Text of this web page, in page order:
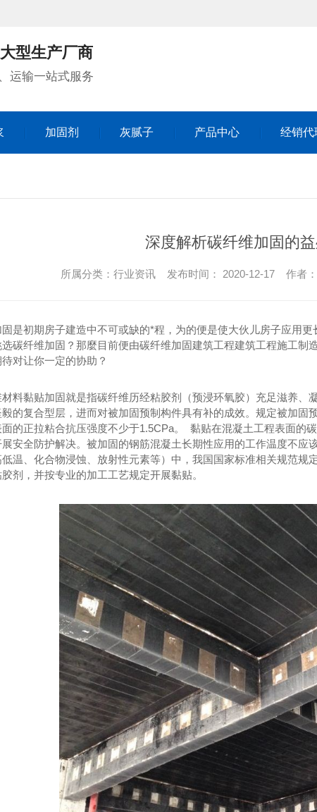
型生产厂商
运输一站式服务
加固剂 灰腻子 产品中心 经销代
聚合物粘结砂浆 加固剂
深度解析碳纤维加固的
所属分类：行业资讯 发布时间： 2020-12-17 作者：
固是初期房子建造中不可或缺的*程，为的便是使大伙儿房子应用
选碳纤维加固？那麼目前便由碳纤维加固建筑工程建筑工程施工
对让你一定的协助？
料黏贴加固就是指碳纤维历经粘胶剂（预浸环氧胶）充足滋养、
的复合型层，进而对被加固预制构件具有补的成效。规定被加固
的正拉粘合抗压强度不少于1.5CPa。 黏贴在混凝土工程表面的
安全防护解决。被加固的钢筋混凝土长期性应用的工作温度不
温、化合物浸蚀、放射性元素等）中，我国国家标准相关规范规
剂，并按专业的加工工艺规定开展黏贴。